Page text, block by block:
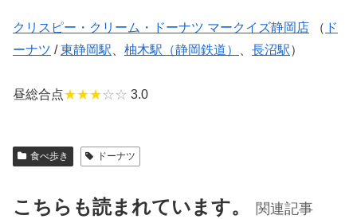
クリスピー・クリーム・ドーナツ マークイズ静岡店 （ ド
ーナツ /東静岡駅 柚木駅（静岡鉄道） 長沼駅）
昼総合点★★★☆☆ 3.0
食べ歩き ドーナツ
こちらも読まれています。 関連記事